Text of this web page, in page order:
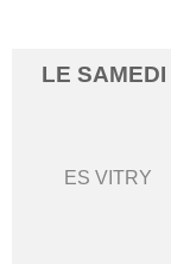
LE SAMEDI
ES VITRY